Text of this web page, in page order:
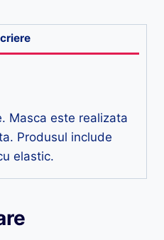
Masca este realizata
Produsul include
elastic.